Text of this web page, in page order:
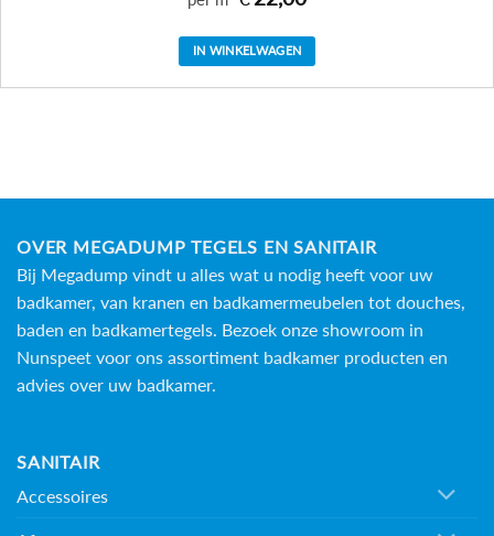
IN WINKELWAGEN
OVER MEGADUMP TEGELS EN SANITAIR
Bij Megadump vindt u alles wat u nodig heeft voor uw
badkamer, van kranen en badkamermeubelen tot douches,
baden en badkamertegels . Bezoek onze showroom in
Nunspeet voor ons assortiment badkamer producten en
advies over uw badkamer.
SANITAIR
Accessoires